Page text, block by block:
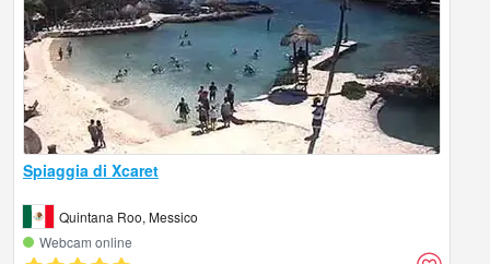
Spiaggia di Xcaret
Quintana Roo, Messico
Webcam online